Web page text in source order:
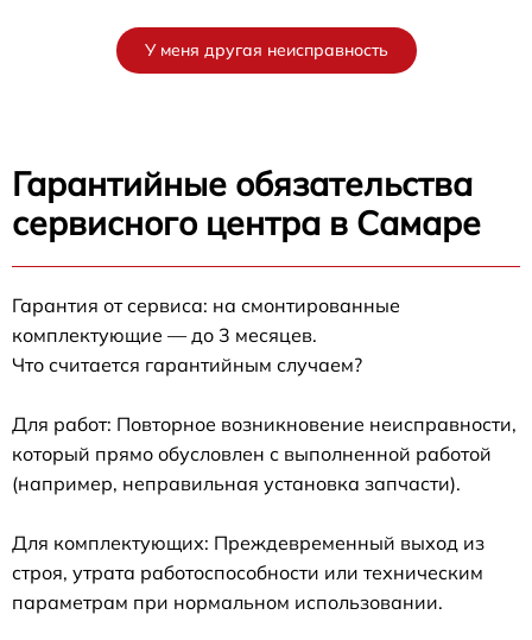
У меня другая неисправность
Гарантийные обязательства
сервисного центра в Самаре
Гарантия от сервиса: на смонтированные
комплектующие — до 3 месяцев.
Что считается гарантийным случаем?
Для работ: Повторное возникновение неисправности,
который прямо обусловлен с выполненной работой
(например, неправильная установка запчасти).
Для комплектующих: Преждевременный выход из
строя, утрата работоспособности или техническим
параметрам при нормальном использовании.